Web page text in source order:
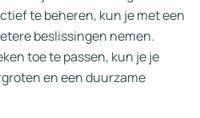
te beheren, kun je met een
beslissingen nemen.
toe te passen, kun je je
en een duurzame